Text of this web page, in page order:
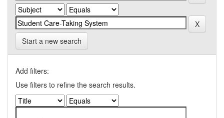
Start a new search
Add filters:
Use filters to refine the search results.